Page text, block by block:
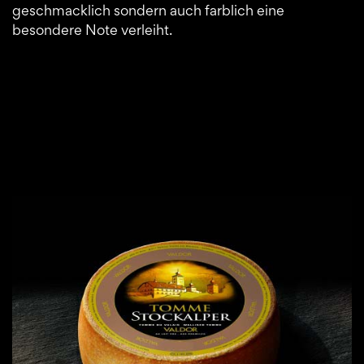
geschmacklich sondern auch farblich eine
besondere Note verleiht.